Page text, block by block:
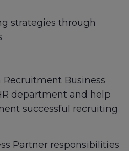
strategies through
Recruitment Business
department and help
successful recruiting
Partner responsibilities